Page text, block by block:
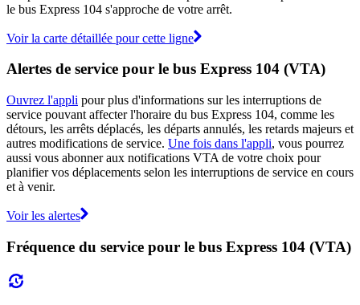
le bus Express 104 s'approche de votre arrêt.
Voir la carte détaillée pour cette ligne
Alertes de service pour le bus Express 104 (VTA)
Ouvrez l'appli pour plus d'informations sur les interruptions de
service pouvant affecter l'horaire du bus Express 104, comme les
détours, les arrêts déplacés, les départs annulés, les retards majeurs et
autres modifications de service. Une fois dans l'appli, vous pourrez
aussi vous abonner aux notifications VTA de votre choix pour
planifier vos déplacements selon les interruptions de service en cours
et à venir.
Voir les alertes
Fréquence du service pour le bus Express 104 (VTA)